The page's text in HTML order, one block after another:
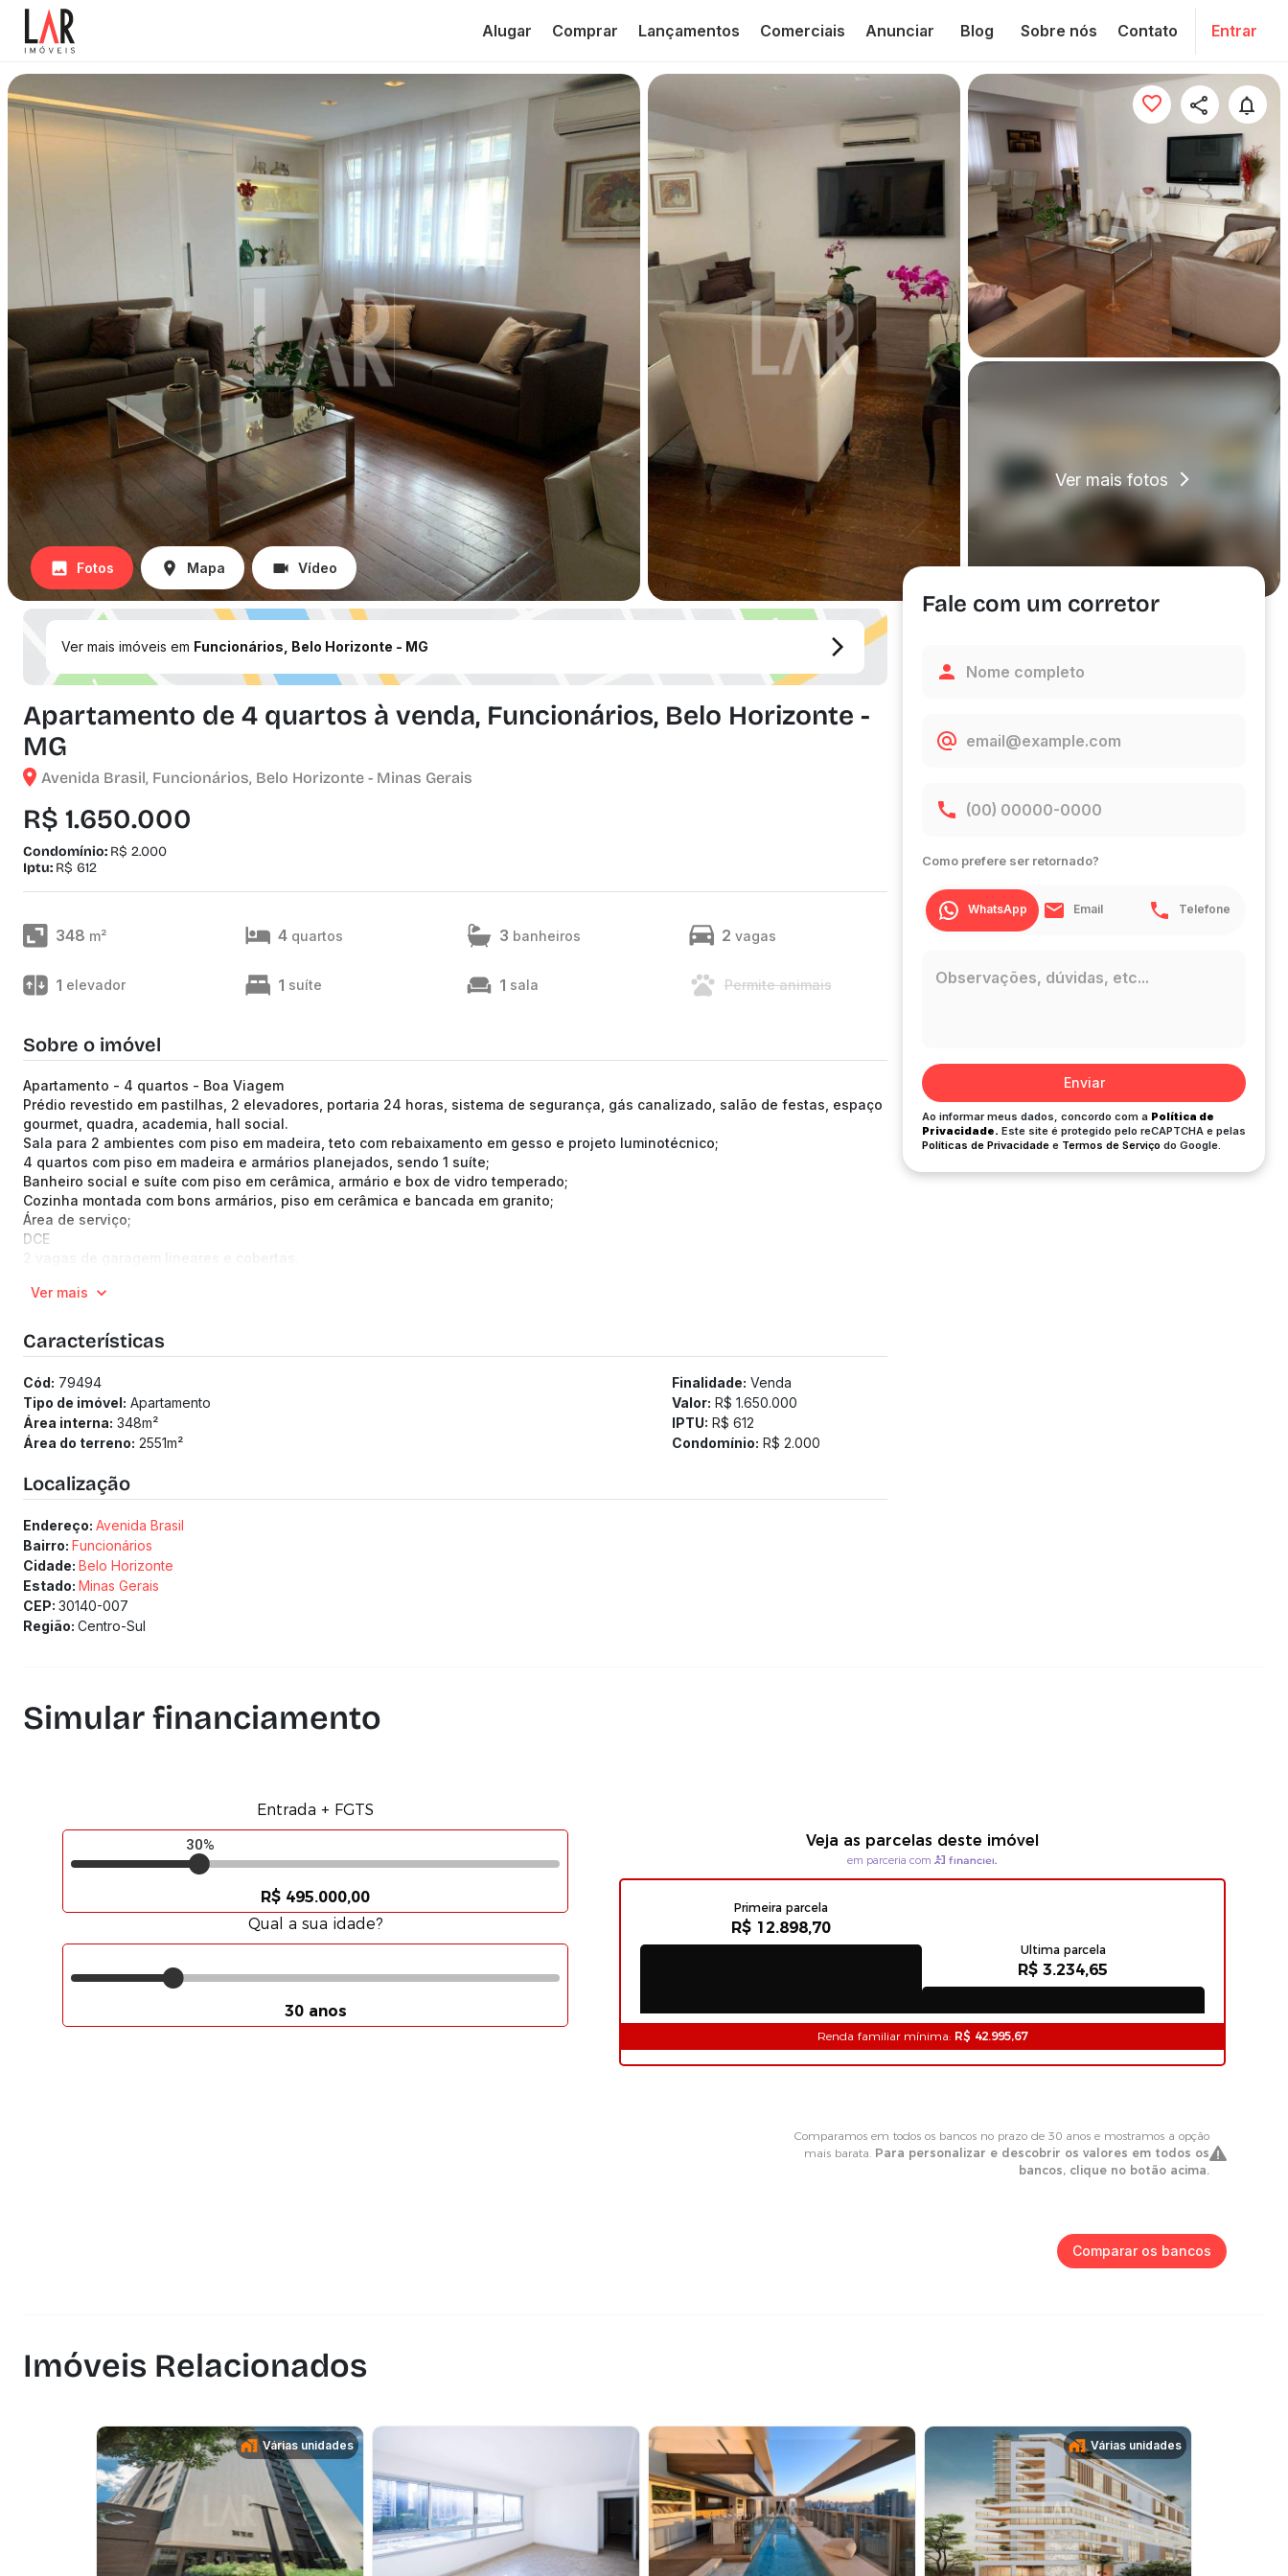
Alugar Comprar Lançamentos Comerciais Anunciar Blog Sobre nós Contato Entrar
Ver mais fotos
Fotos Mapa Vídeo
Ver mais imóveis em Funcionários, Belo Horizonte - MG
Apartamento de 4 quartos à venda, Funcionários, Belo Horizonte -
MG
Avenida Brasil, Funcionários, Belo Horizonte - Minas Gerais
R$ 1.650.000
Condomínio: R$ 2.000
Iptu: R$ 612
348 m² 4 quartos 3 banheiros 2 vagas
1 elevador 1 suíte 1 sala Permite animais
Sobre o imóvel
Apartamento - 4 quartos - Boa Viagem
Prédio revestido em pastilhas, 2 elevadores, portaria 24 horas, sistema de segurança, gás canalizado, salão de festas, espaço
gourmet, quadra, academia, hall social.
Sala para 2 ambientes com piso em madeira, teto com rebaixamento em gesso e projeto luminotécnico;
4 quartos com piso em madeira e armários planejados, sendo 1 suíte;
Banheiro social e suíte com piso em cerâmica, armário e box de vidro temperado;
Cozinha montada com bons armários, piso em cerâmica e bancada em granito;
Área de serviço;
DCE
2 vagas de garagem lineares e cobertas.
Ver mais
Características
Cód: 79494
Tipo de imóvel: Apartamento
Área interna: 348m²
Área do terreno: 2551m²
Finalidade: Venda
Valor: R$ 1.650.000
IPTU: R$ 612
Condomínio: R$ 2.000
Localização
Endereço: Avenida Brasil
Bairro: Funcionários
Cidade: Belo Horizonte
Estado: Minas Gerais
CEP: 30140-007
Região: Centro-Sul
Fale com um corretor
Como prefere ser retornado?
WhatsApp Email Telefone
Enviar
Ao informar meus dados, concordo com a Política de
Privacidade. Este site é protegido pelo reCAPTCHA e pelas
Políticas de Privacidade e Termos de Serviço do Google.
Simular financiamento
Comparar os bancos
Imóveis Relacionados
Várias unidades Várias unidades